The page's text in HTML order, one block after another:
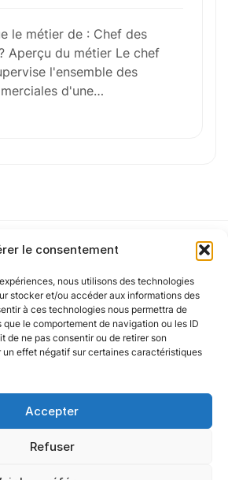
le consentement
nous utilisons des technologies
stocker et/ou accéder aux informations des
à ces technologies nous permettra de
le comportement de navigation ou les ID
de ne pas consentir ou de retirer son
effet négatif sur certaines caractéristiques
Accepter
Refuser
ou
les fichiers
le métier de : Chef des
Aperçu du métier Le chef
l'ensemble des
d'une…